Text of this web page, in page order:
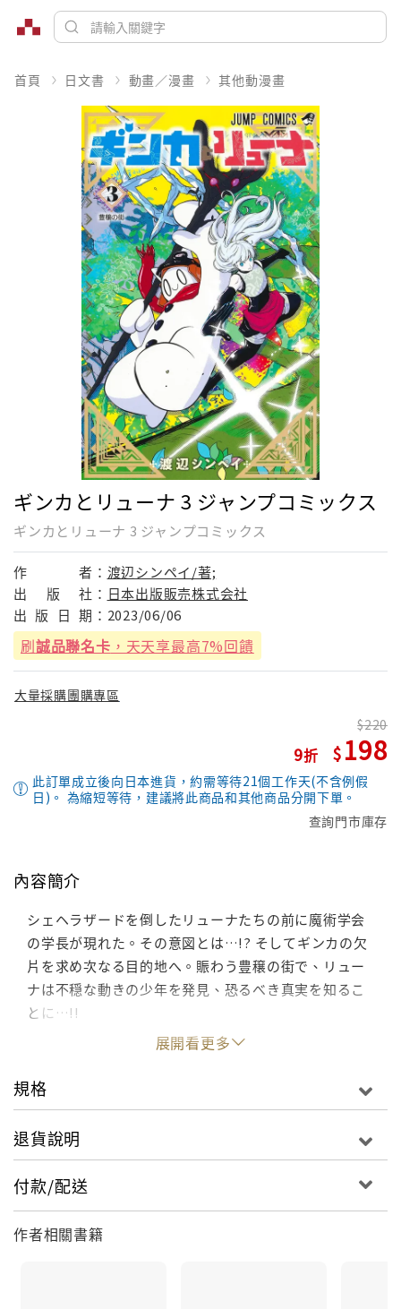
首頁 日文書 動畫／漫畫 其他動漫畫
ギンカとリューナ 3 ジャンプコミックス
ギンカとリューナ 3 ジャンプコミックス
作 者： 渡辺シンペイ/著;
出
版 社： 日本出版販売株式会社
出 版 日 期： 2023/06/06
刷誠品聯名卡 ，天天享最高7%回饋
大量採購團購專區
9
220
198
此訂單成立後向日本進貨，約需等待21個工作天(不含例假
日)。 為縮短等待，建議將此商品和其他商品分開下單。
查詢門市庫存
內容簡介
シェヘラザードを倒したリューナたちの前に魔術学会
の学長が現れた。その意図とは…!? そしてギンカの欠
片を求め次なる目的地へ。賑わう豊穣の街で、リュー
ナは不穏な動きの少年を発見、恐るべき真実を知るこ
とに…!!
展開看更多
規格
退貨說明
付款/配送
作者相關書籍